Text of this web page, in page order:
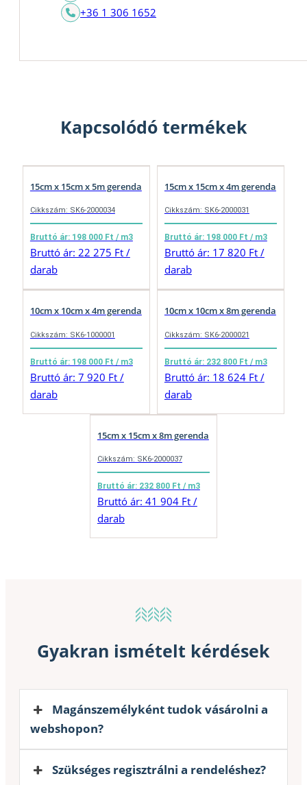
+36 1 306 1652
Kapcsolódó termékek
15cm x 15cm x 5m gerenda
Cikkszám: SK6-2000034
Bruttó ár: 198 000 Ft / m3
Bruttó ár: 22 275 Ft /
darab
15cm x 15cm x 4m gerenda
Cikkszám: SK6-2000031
Bruttó ár: 198 000 Ft / m3
Bruttó ár: 17 820 Ft /
darab
10cm x 10cm x 4m gerenda
Cikkszám: SK6-1000001
Bruttó ár: 198 000 Ft / m3
Bruttó ár: 7 920 Ft /
darab
10cm x 10cm x 8m gerenda
Cikkszám: SK6-2000021
Bruttó ár: 232 800 Ft / m3
Bruttó ár: 18 624 Ft /
darab
15cm x 15cm x 8m gerenda
Cikkszám: SK6-2000037
Bruttó ár: 232 800 Ft / m3
Bruttó ár: 41 904 Ft /
darab
Gyakran ismételt kérdések
Magánszemélyként tudok vásárolni a
webshopon?
Szükséges regisztrálni a rendeléshez?